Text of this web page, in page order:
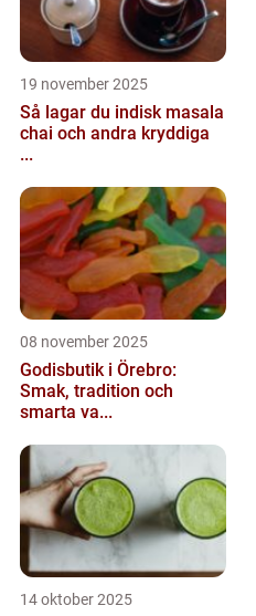
19 november 2025
Så lagar du indisk masala
chai och andra kryddiga
...
08 november 2025
Godisbutik i Örebro:
Smak, tradition och
smarta va...
14 oktober 2025